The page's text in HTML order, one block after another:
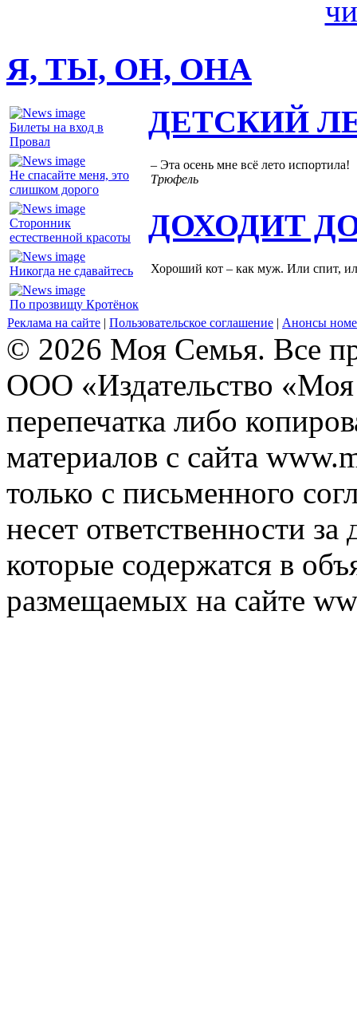
Я, ТЫ, ОН, ОНА
Билеты на вход в
Провал
Не спасайте меня, это
слишком дорого
Сторонник
естественной красоты
Никогда не сдавайтесь
По прозвищу Кротёнок
ДЕТСКИЙ
– Эта осень мне всё лето испортила!
Трюфель
ДОХОДИТ
Хороший кот – как муж. Или спит,
Реклама на сайте | Пользовательское соглашение | Анонсы
© 2026 Моя Семья. Все
ООО «Издательство
перепечатка либо
материалов с сайта
только с письменного
несет ответственности
которые содержатся в
размещаемых на сайте